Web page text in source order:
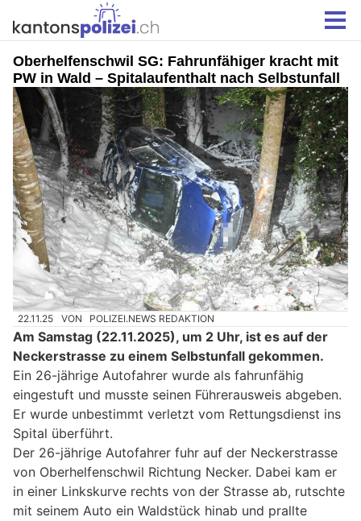
Oberhelfenschwil SG: Fahrunfähiger kracht mit
PW in Wald – Spitalaufenthalt nach Selbstunfall
22.11.25 VON POLIZEI.NEWS REDAKTION
Am Samstag (22.11.2025), um 2 Uhr, ist es auf der
Neckerstrasse zu einem Selbstunfall gekommen.
Ein 26-jährige Autofahrer wurde als fahrunfähig
eingestuft und musste seinen Führerausweis abgeben.
Er wurde unbestimmt verletzt vom Rettungsdienst ins
Spital überführt.
Der 26-jährige Autofahrer fuhr auf der Neckerstrasse
von Oberhelfenschwil Richtung Necker. Dabei kam er
in einer Linkskurve rechts von der Strasse ab, rutschte
mit seinem Auto ein Waldstück hinab und prallte